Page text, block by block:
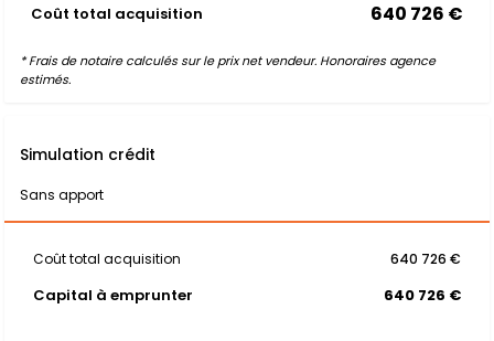
Coût total acquisition 640 726 €
* Frais de notaire calculés sur le prix net vendeur. Honoraires agence
estimés.
Simulation crédit
Sans apport
Coût total acquisition 640 726 €
Capital à emprunter 640 726 €